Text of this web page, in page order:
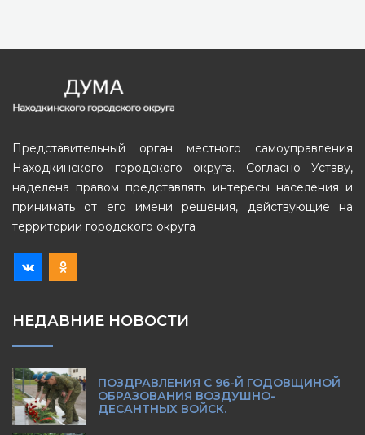
Представительный орган местного самоуправления
Находкинского городского округа. Согласно Уставу,
наделена правом представлять интересы населения и
принимать от его имени решения, действующие на
территории городского округа
НЕДАВНИЕ НОВОСТИ
ПОЗДРАВЛЕНИЯ С 96-Й ГОДОВЩИНОЙ
ОБРАЗОВАНИЯ ВОЗДУШНО-
ДЕСАНТНЫХ ВОЙСК.